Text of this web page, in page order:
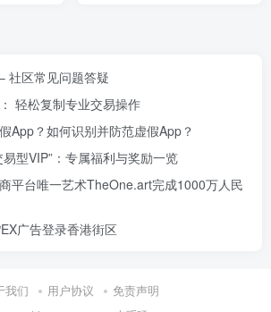
社区常见问题答疑
轻松复制专业交易操作
App？如何识别并防范虚假App？
型VIP”：专属福利与奖励一览
平台唯一艺术TheOne.art完成1000万人民
广告登录香港街区
我们 用户协议 免责声明